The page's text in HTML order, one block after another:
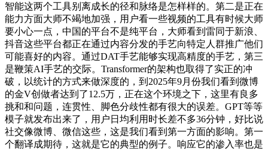
智能这两个工具别离成长的径和脉络是怎样样的。第二是正在
能力方面大师不竭地加强，用户看一些视频的工具有时候大师
要小心一点，中国的平台不是纯平台，大师看到雷同于新浪、
抖音这些平台都正在通过内容分发的手艺向特定人群推广他们
可能喜好的内容。通过DAT手艺能够实现高精度的手艺，第三
是鞭策AI手艺的交际。Transformer的架构也取得了实正的冲
破，以统计的方式来做深度的，到2025年9月份我们看到微博
的金V创做者达到了12.5万，正在这个环境之下，这里有良多
挑和和问题，连贯性、脚色分歧性都有很大的误差。GPT等等
模子就发布出来了，用户日均利用时长差不多36分钟，好比说
社交像微博、微信这些，这是我们看到第一方面的影响。第一
个翻译成期待，这就是它的典型的例子。响应它的渗入率也是